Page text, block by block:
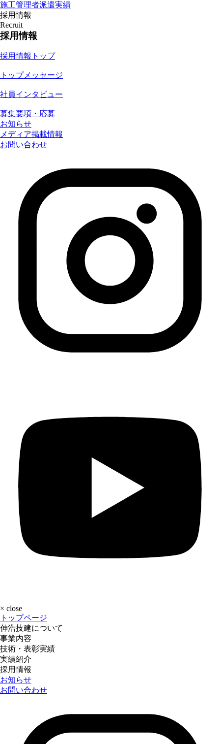
施工管理者派遣実績
採用情報
Recruit
採用情報
採用情報トップ
トップメッセージ
社員インタビュー
募集要項・応募
お知らせ
メディア掲載情報
お問い合わせ
× close
トップページ
伸浩技建について
事業内容
技術・表彰実績
実績紹介
採用情報
お知らせ
お問い合わせ